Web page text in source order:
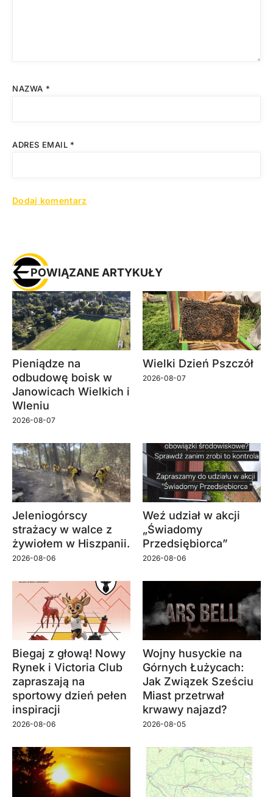
NAZWA *
ADRES EMAIL *
POWIĄZANE ARTYKUŁY
Pieniądze na
odbudowę boisk w
Janowicach Wielkich i
Wleniu
2026-08-07
Wielki Dzień Pszczół
2026-08-07
Jeleniogórscy
strażacy w walce z
żywiołem w Hiszpanii.
2026-08-06
Weź udział w akcji
„Świadomy
Przedsiębiorca”
2026-08-06
Biegaj z głową! Nowy
Rynek i Victoria Club
zapraszają na
sportowy dzień pełen
inspiracji
2026-08-06
Wojny husyckie na
Górnych Łużycach:
Jak Związek Sześciu
Miast przetrwał
krwawy najazd?
2026-08-05